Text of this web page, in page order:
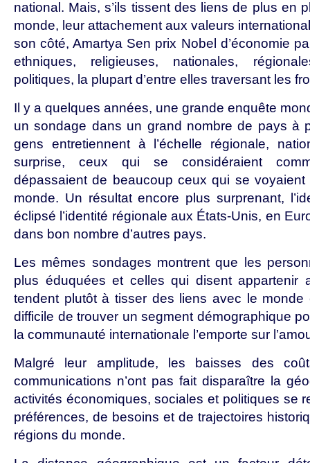
national. Mais, s’ils tissent des liens de plus en
monde, leur attachement aux valeurs
son côté, Amartya Sen prix Nobel d’économie
ethniques, religieuses, nationales,
politiques, la plupart d’entre elles traversant les
Il y a quelques années, une grande enquête
un sondage dans un grand nombre de pays à
gens entretiennent à l’échelle régionale,
surprise, ceux qui se considéraient
dépassaient de beaucoup ceux qui se
monde. Un résultat encore plus surprenant,
éclipsé l’identité régionale aux États-Unis, en
dans bon nombre d’autres pays.
Les mêmes sondages montrent que les
plus éduquées et celles qui disent appartenir
tendent plutôt à tisser des liens avec le monde
difficile de trouver un segment démographique
la communauté internationale l’emporte sur
Malgré leur amplitude, les baisses des
communications n’ont pas fait disparaître la
activités économiques, sociales et politiques se
préférences, de besoins et de trajectoires
régions du monde.